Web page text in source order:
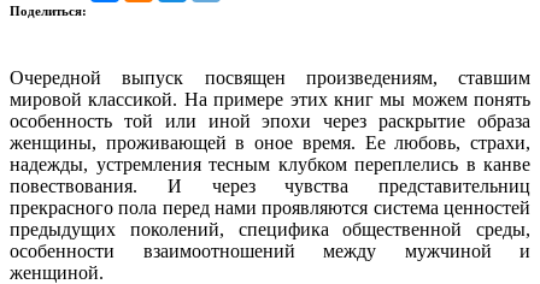
Поделиться:
Очередной выпуск посвящен произведениям, ставшим
мировой классикой. На примере этих книг мы можем понять
особенность той или иной эпохи через раскрытие образа
женщины, проживающей в оное время. Ее любовь, страхи,
надежды, устремления тесным клубком переплелись в канве
повествования. И через чувства представительниц
прекрасного пола перед нами проявляются система ценностей
предыдущих поколений, специфика общественной среды,
особенности взаимоотношений между мужчиной и
женщиной.